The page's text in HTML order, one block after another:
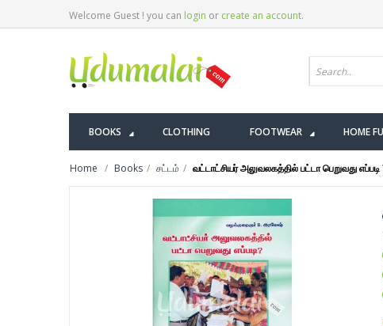
Welcome Guest ! you can login or create an account.
BOOKS CLOTHING FOOTWEAR HOME
Home Books சட்டம் வட்டாட்சியர் அலுவலகத்தில் பட்டா பெறுவது எப்படி